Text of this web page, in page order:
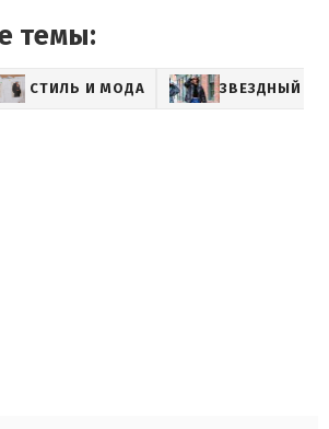
темы:
СТИЛЬ И МОДА ЗВЕЗДНЫЙ